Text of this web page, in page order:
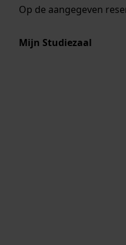
Op de aangegeven
Mijn Studiezaal